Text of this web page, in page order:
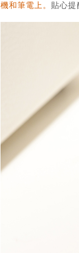
機和筆電上。 貼心提